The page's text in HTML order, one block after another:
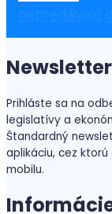
Newsletter
Prihláste sa na
legislatívy a
Štandardný
aplikáciu, cez
mobilu.